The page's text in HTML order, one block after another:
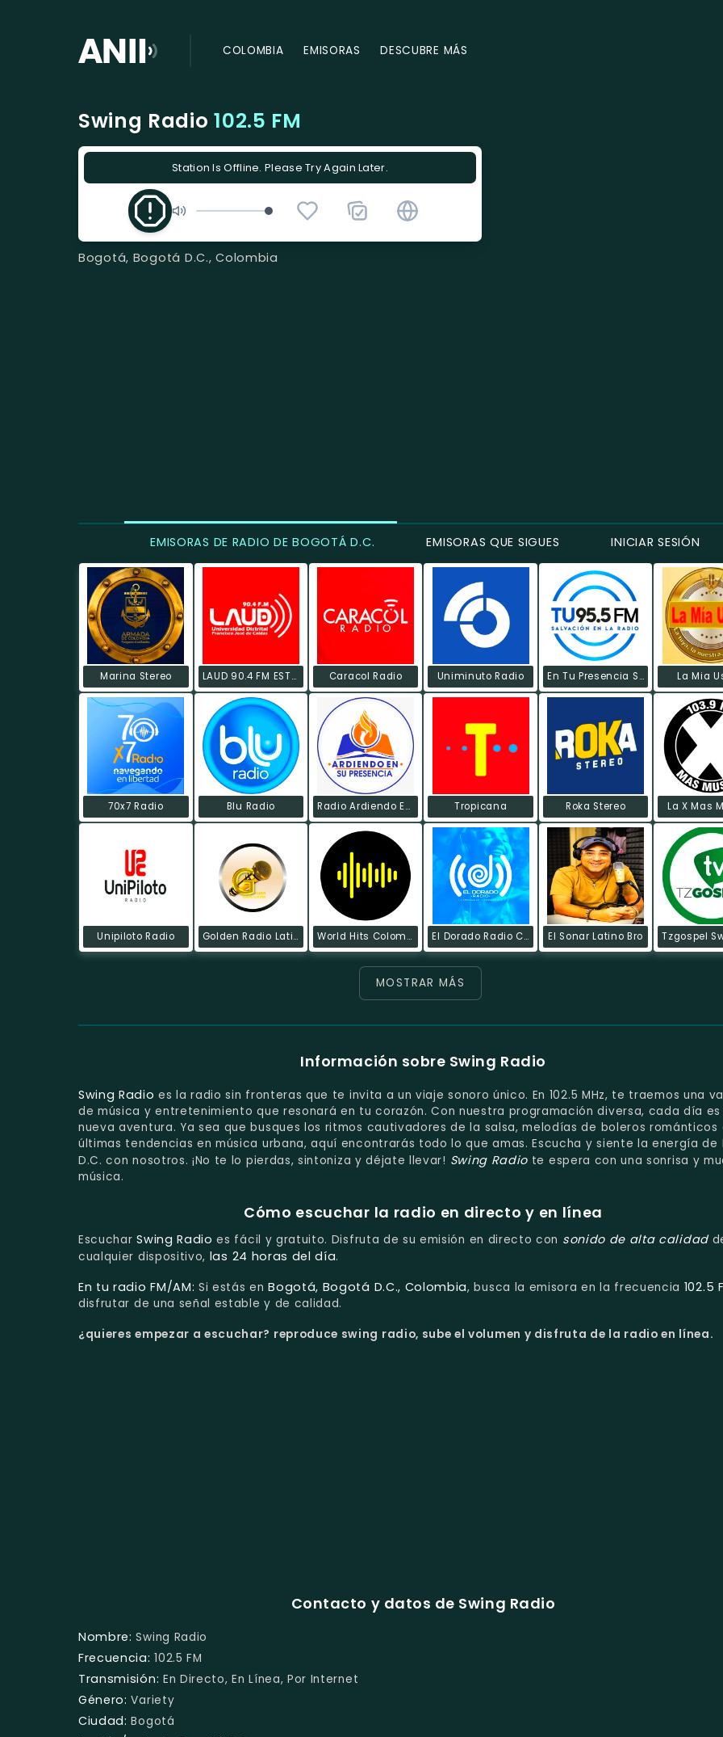
COLOMBIA EMISORAS DESCUBRE MÁS
Swing Radio102.5 FM
Station Is Offline. Please Try Again Later.
Bogotá, Bogotá D.C., Colombia
EMISORAS DE RADIO DE BOGOTÁ D.C. EMISORAS QUE SIGUES INICIAR SESIÓN
Marina Stereo LAUD 90.4 FM ESTÉREO Caracol Radio Uniminuto Radio En Tu Presencia Stereo La Mia
70x7 Radio Blu Radio Radio Ardiendo En Su Presencia Tropicana Roka Stereo La X Mas
Unipiloto Radio Golden Radio Latina World Hits Colombia El Dorado Radio Co El Sonar Latino Bro
MOSTRAR MÁS
Información sobre Swing Radio
Swing Radio es la radio sin fronteras que te invita a un viaje sonoro único. En 102.5 MHz, te traemos una
de música y entretenimiento que resonará en tu corazón. Con nuestra programación diversa, cada día es
nueva aventura. Ya sea que busques los ritmos cautivadores de la salsa, melodías de boleros románticos
últimas tendencias en música urbana, aquí encontrarás todo lo que amas. Escucha y siente la energía de
D.C. con nosotros. ¡No te lo pierdas, sintoniza y déjate llevar! Swing Radio te espera con una sonrisa y
música.
Cómo escuchar la radio en directo y en línea
EscucharSwing Radio es fácil y gratuito. Disfruta de su emisión en directo con sonido de alta calidad
cualquier dispositivo, las 24 horas del día.
En tu radio FM/AM: Si estás enBogotá, Bogotá D.C., Colombia, busca la emisora en la frecuencia 102.5
disfrutar de una señal estable y de calidad.
¿quieres empezar a escuchar? reproduce swing radio, sube el volumen y disfruta de la radio en línea.
Contacto y datos de Swing Radio
Nombre: Swing Radio
Frecuencia: 102.5 FM
Transmisión: En Directo, En Línea, Por Internet
Género: Variety
Ciudad: Bogotá